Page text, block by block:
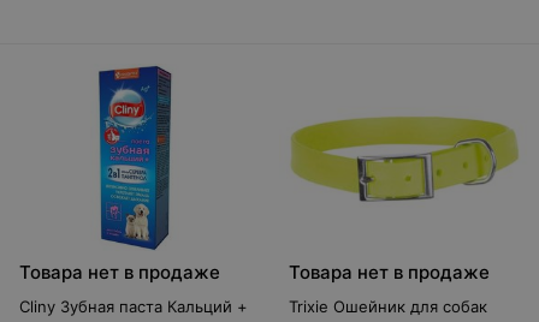
Товара нет в продаже
Cliny Зубная паста Кальций +
Товара нет в продаже
Trixie Ошейник для собак